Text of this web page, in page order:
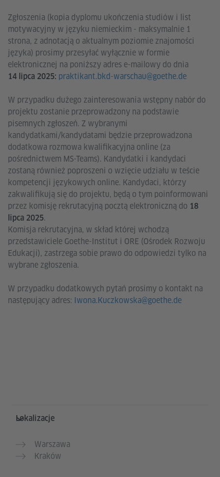
Zgłoszenia (kopia dyplomu ukończenia studiów i list
motywacyjny w języku niemieckim - maksymalnie 1
strona, z adnotacją o aktualnym poziomie znajomości
języka) prosimy przesyłać wyłącznie w formie
elektronicznej na poniższy adres e-mailowy do dnia
14 lipca 2025: praktikant.bkd-warschau@goethe.de
W przypadku dużego zainteresowania wstępny nabór do
projektu zostanie przeprowadzony na podstawie
pisemnych zgłoszeń. Z wybranymi
kandydatkami/kandydatami będzie przeprowadzona
dodatkowa rozmowa kwalifikacyjna online (za
pośrednictwem MS-Teams). Kandydatki i kandydaci
zostaną również poproszeni o wzięcie udziału w teście
kompetencji językowych online. Kandydaci, którzy
zakwalifikują się do projektu, będą o tym poinformowani
przez komisję rekrutacyjną pocztą elektroniczną do 18
lipca 2025.
Komisja rekrutacyjna, w skład której wchodzą
przedstawiciele Goethe-Institut i ORE (Ośrodek Rozwoju
Edukacji), zastrzega sobie prawo do odpowiedzi tylko na
wybrane zgłoszenia.
W przypadku dodatkowych pytań prosimy o kontakt na
następujący adres: Iwona.Kuczkowska@goethe.de
Service- und Informationsbereich
Lokalizacje
Warszawa
Kraków